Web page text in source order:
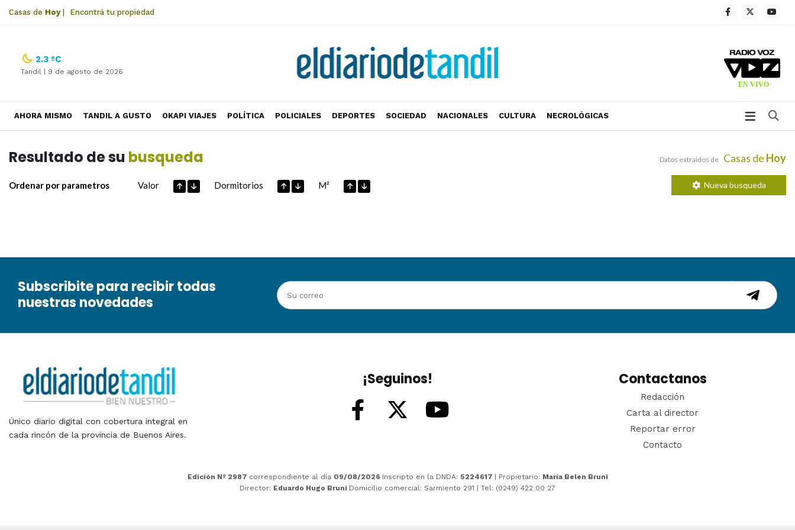
Casas de Hoy| Encontrá tu propiedad
2.3 ºC
Tandil | 9 de agosto de 2026
AHORA MISMO TANDIL A GUSTO OKAPI VIAJES POLÍTICA POLICIALES DEPORTES SOCIEDAD NACIONALES CULTURA NECROLÓGICAS
Resultado de su busqueda Datos extraidos de Casas de Hoy
Ordenar por parametros Valor Dormitorios M² Nueva busqueda
Subscribite para recibir todas
nuestras novedades
Único diario digital con cobertura integral en
cada rincón de la provincia de Buenos Aires.
¡Seguinos! Contactanos
Redacción
Carta al director
Reportar error
Contacto
Edición Nº 2987 correspondiente al día 09/08/2026 Inscripto en la DNDA: 5224617 | Propietario: María Belen Bruni
Director: Eduardo Hugo Bruni Domicilio comercial: Sarmiento 291 | Tel: (0249) 422 00 27